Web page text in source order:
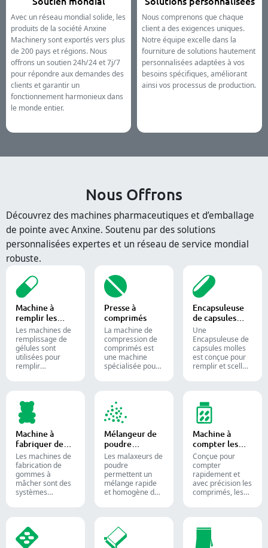
Avec un réseau mondial solide, les
produits de la société Anxine
Machinery sont exportés vers plus
de 200 pays et régions. Nous
offrons un soutien 24h/24 et 7j/7
pour répondre aux demandes des
clients et garantir un
fonctionnement harmonieux dans
le monde entier.
Nous comprenons que chaque
client a des exigences uniques.
Notre équipe excelle dans la
fourniture de solutions hautement
personnalisées adaptées à vos
besoins spécifiques, améliorant
ainsi vos processus de production.
Nous Offrons
Découvrez des machines pharmaceutiques et d’emballage
de pointe avec Anxine. Soutenu par des solutions
personnalisées expertes et un réseau de service mondial
robuste.
Machine à
remplir les
capsules
Les machines de
remplissage de
gélules sont
utilisées pour
remplir
quantités
précises de
poudres,
granulés,
pastilles ou
liquides dans la
production
pharmaceutique
et les
compléments
alimentaires.
Presse à
comprimés
La machine de
compression de
comprimés est
une machine
spécialisée pour
Encapsuleuse
de capsules
molles
Une
Encapsuleuse de
capsules molles
est conçue pour
remplir et sceller
capsules de
gélatine molle.
Machine à
fabriquer des
bonbons
gélifiés
Les machines de
fabrication de
gommes à
mâcher sont des
systèmes
bonbons gélifiés
et des
compléments
Mélangeur de
poudre
industriel
Les malaxeurs de
poudre
permettent un
mélange rapide
et homogène des
utilisés dans les
industries
pharmaceutique,
Machine à
compter les
comprimés
Conçue pour
compter
rapidement et
avec précision les
comprimés, les
votre processus
de
conditionnement